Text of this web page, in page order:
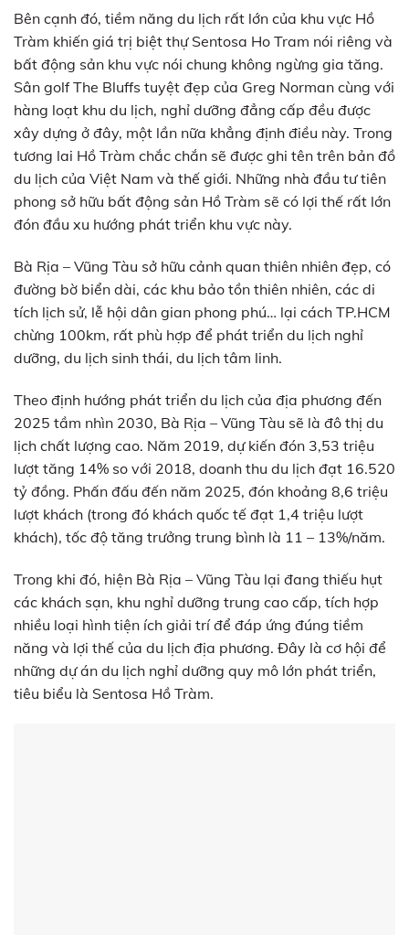
Bên cạnh đó, tiềm năng du lịch rất lớn của khu vực Hồ
Tràm khiến giá trị biệt thự Sentosa Ho Tram nói riêng và
bất động sản khu vực nói chung không ngừng gia tăng.
Sân golf The Bluffs tuyệt đẹp của Greg Norman cùng với
hàng loạt khu du lịch, nghỉ dưỡng đẳng cấp đều được
xây dựng ở đây, một lần nữa khẳng định điều này. Trong
tương lai Hồ Tràm chắc chắn sẽ được ghi tên trên bản đồ
du lịch của Việt Nam và thế giới. Những nhà đầu tư tiên
phong sở hữu bất động sản Hồ Tràm sẽ có lợi thế rất lớn
đón đầu xu hướng phát triển khu vực này.
Bà Rịa – Vũng Tàu sở hữu cảnh quan thiên nhiên đẹp, có
đường bờ biển dài, các khu bảo tồn thiên nhiên, các di
tích lịch sử, lễ hội dân gian phong phú… lại cách TP.HCM
chừng 100km, rất phù hợp để phát triển du lịch nghỉ
dưỡng, du lịch sinh thái, du lịch tâm linh.
Theo định hướng phát triển du lịch của địa phương đến
2025 tầm nhìn 2030, Bà Rịa – Vũng Tàu sẽ là đô thị du
lịch chất lượng cao. Năm 2019, dự kiến đón 3,53 triệu
lượt tăng 14% so với 2018, doanh thu du lịch đạt 16.520
tỷ đồng. Phấn đấu đến năm 2025, đón khoảng 8,6 triệu
lượt khách (trong đó khách quốc tế đạt 1,4 triệu lượt
khách), tốc độ tăng trưởng trung bình là 11 – 13%/năm.
Trong khi đó, hiện Bà Rịa – Vũng Tàu lại đang thiếu hụt
các khách sạn, khu nghỉ dưỡng trung cao cấp, tích hợp
nhiều loại hình tiện ích giải trí để đáp ứng đúng tiềm
năng và lợi thế của du lịch địa phương. Đây là cơ hội để
những dự án du lịch nghỉ dưỡng quy mô lớn phát triển,
tiêu biểu là Sentosa Hồ Tràm.